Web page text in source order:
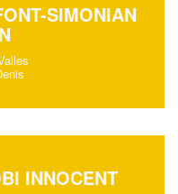
SIMONIAN
INNOCENT